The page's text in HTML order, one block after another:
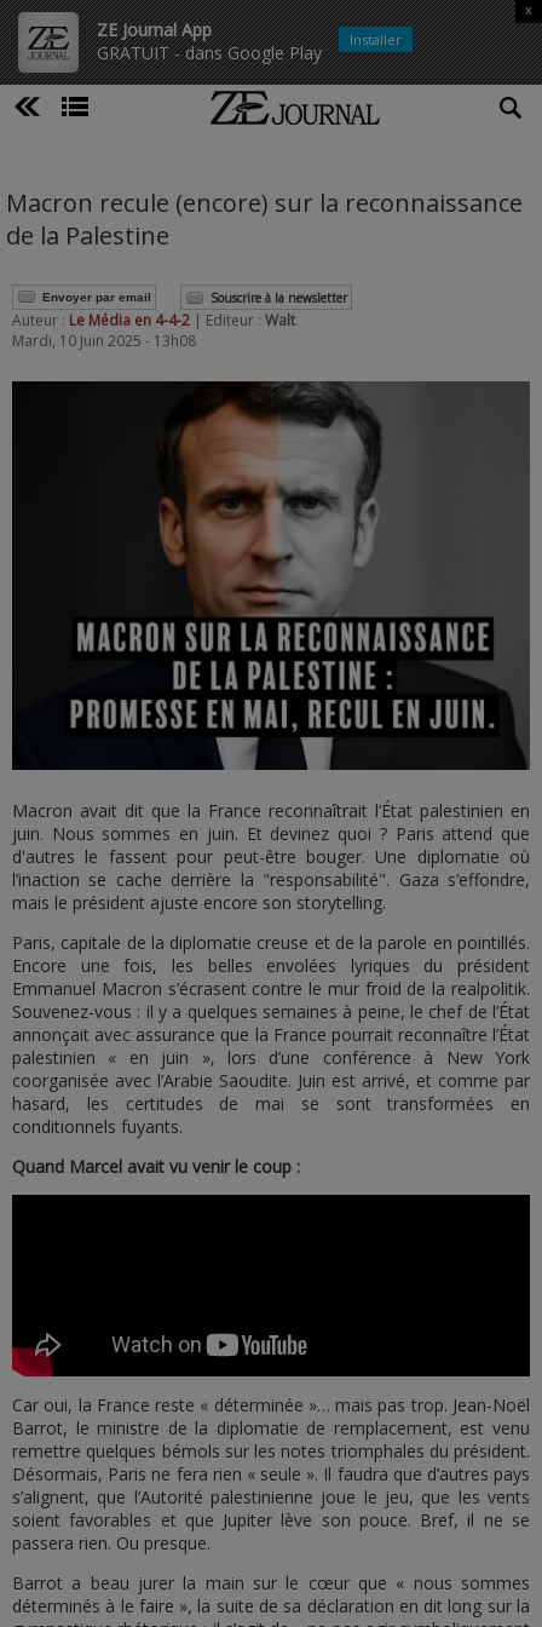
ZE Journal App
GRATUIT - dans Google Play
x
Installer
Macron recule (encore) sur la reconnaissance
de la Palestine
Envoyer par email Souscrire à la newsletter
Auteur : Le Média en 4-4-2 | Editeur : Walt
Mardi, 10 Juin 2025 - 13h08
Macron avait dit que la France reconnaîtrait l’État palestinien en
juin. Nous sommes en juin. Et devinez quoi ? Paris attend que
d'autres le fassent pour peut-être bouger. Une diplomatie où
l’inaction se cache derrière la "responsabilité". Gaza s’effondre,
mais le président ajuste encore son storytelling.
Paris, capitale de la diplomatie creuse et de la parole en pointillés.
Encore une fois, les belles envolées lyriques du président
Emmanuel Macron s’écrasent contre le mur froid de la realpolitik.
Souvenez-vous : il y a quelques semaines à peine, le chef de l’État
annonçait avec assurance que la France pourrait reconnaître l’État
palestinien « en juin », lors d’une conférence à New York
coorganisée avec l’Arabie Saoudite. Juin est arrivé, et comme par
hasard, les certitudes de mai se sont transformées en
conditionnels fuyants.
Quand Marcel avait vu venir le coup :
Car oui, la France reste « déterminée »… mais pas trop. Jean-Noël
Barrot, le ministre de la diplomatie de remplacement, est venu
remettre quelques bémols sur les notes triomphales du président.
Désormais, Paris ne fera rien « seule ». Il faudra que d’autres pays
s’alignent, que l’Autorité palestinienne joue le jeu, que les vents
soient favorables et que Jupiter lève son pouce. Bref, il ne se
passera rien. Ou presque.
Barrot a beau jurer la main sur le cœur que « nous sommes
déterminés à le faire », la suite de sa déclaration en dit long sur la